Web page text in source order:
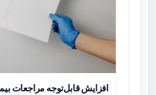
افزایش قابل‌توجه مراجعات